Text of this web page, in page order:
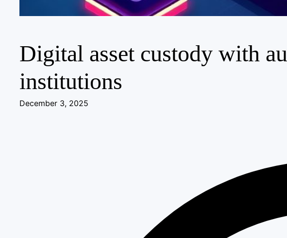
Digital asset custody with
institutions
December 3, 2025